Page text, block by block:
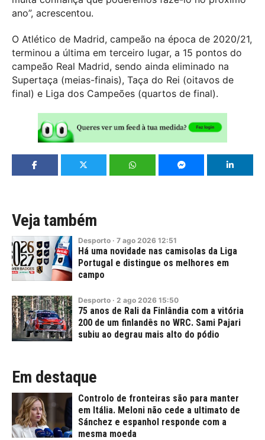
ano”, acrescentou.
O Atlético de Madrid, campeão na época de 2020/21,
terminou a última em terceiro lugar, a 15 pontos do
campeão Real Madrid, sendo ainda eliminado na
Supertaça (meias-finais), Taça do Rei (oitavos de
final) e Liga dos Campeões (quartos de final).
Veja também
Desporto · 7 ago 2026 12:51
Há uma novidade nas camisolas da Liga
Portugal e distingue os melhores em
campo
Desporto · 2 ago 2026 15:50
75 anos de Rali da Finlândia com a vitória
200 de um finlandês no WRC. Sami Pajari
subiu ao degrau mais alto do pódio
Em destaque
Controlo de fronteiras são para manter
em Itália. Meloni não cede a ultimato de
Sánchez e espanhol responde com a
mesma moeda